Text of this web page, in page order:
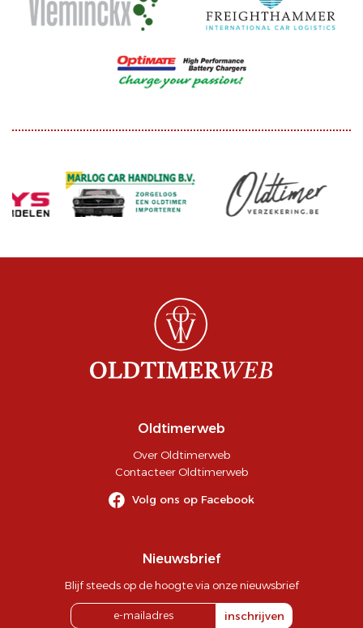
Oldtimerweb
Over Oldtimerweb
Contacteer Oldtimerweb
Volg ons op Facebook
Nieuwsbrief
Blijf steeds op de hoogte via onze nieuwsbrief
inschrijven